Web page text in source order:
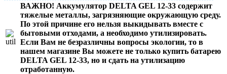
ВАЖНО! Аккумулятор DELTA GEL 12-33 содержит
тяжелые металлы, загрязняющие окружающую среду.
По этой причине его нельзя выкидывать вместе с
бытовыми отходами, а необходимо утилизировать.
Если Вам не безразличны вопросы экологии, то в
нашем магазине Вы можете не только купить батарею
DELTA GEL 12-33, но и сдать на утилизацию
отработанную.